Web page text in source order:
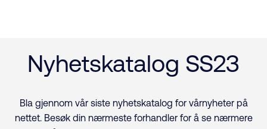
Nyhetskatalog SS23
Bla gjennom vår siste nyhetskatalog for vårnyheter på
nettet. Besøk din nærmeste forhandler for å se nærmere